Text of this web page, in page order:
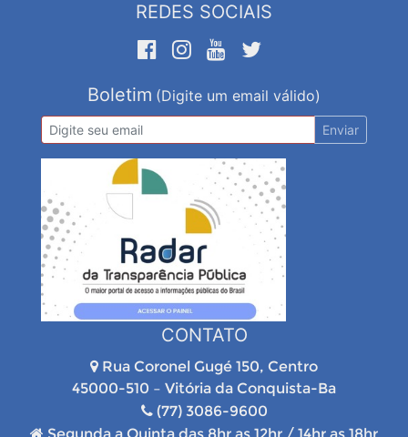
REDES SOCIAIS
Boletim (Digite um email válido)
Enviar
CONTATO
Rua Coronel Gugé 150, Centro
45000-510 – Vitória da Conquista-Ba
(77) 3086-9600